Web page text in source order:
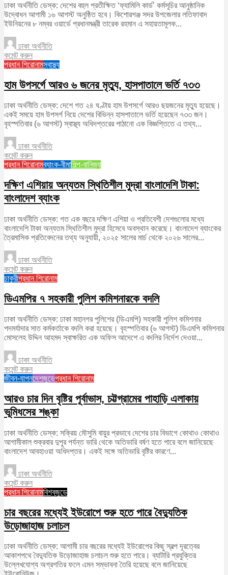
ঢাকা অর্থনীতি ডেস্ক: দেশের বহুল প্রতীক্ষিত ‘ফ্যামিলি কার্ড’ কর্মসূচির আনুষ্ঠানিক
উদ্বোধন আগামী ১৬ আগস্ট অনুষ্ঠিত হবে। কিশোরগঞ্জ সদর উপজেলার লতিফাবাদ
ইউনিয়নের ৮ নম্বর ওয়ার্ডে প্রধানমন্ত্রী তারেক রহমান এ সহায়তামূলক...
ঢাকা অর্থনীতি
কমেন্ট করুন
প্রধান শিরোনামস্বাস্থ্য
হাম উপসর্গে আরও ৬ জনের মৃত্যু, হাসপাতালে ভর্তি ৭৩৩
ঢাকা অর্থনীতি ডেস্ক: দেশে গত ২৪ ঘণ্টায় হাম উপসর্গে আরও ছয়জনের মৃত্যু হয়েছে।
একই সময়ে হাম উপসর্গ নিয়ে দেশের বিভিন্ন হাসপাতালে ভর্তি হয়েছেন ৭৩৩ জন।
বৃহস্পতিবার (৬ আগস্ট) স্বাস্থ্য অধিদপ্তরের পাঠানো এক বিজ্ঞপ্তিতে এ তথ্য...
ঢাকা অর্থনীতি
কমেন্ট করুন
প্রধান শিরোনামব্যাংক-বীমাশিল্প-বানিজ্য
দক্ষিণ এশিয়ায় অন্যতম স্থিতিশীল মুদ্রা বাংলাদেশি টাকা:
বাংলাদেশ ব্যাংক
ঢাকা অর্থনীতি ডেস্ক: গত এক বছরে দক্ষিণ এশিয়া ও প্রতিবেশী দেশগুলোর মধ্যে
বাংলাদেশি টাকা অন্যতম স্থিতিশীল মুদ্রা হিসেবে অবস্থান করেছে। বাংলাদেশ ব্যাংকের
ত্রৈমাসিক প্রতিবেদনের তথ্য অনুযায়ী, ২০২৫ সালের মার্চ থেকে ২০২৬ সালের...
ঢাকা অর্থনীতি
কমেন্ট করুন
চাকুরীপ্রধান শিরোনাম
ডিএমপির ৭ সহকারী পুলিশ কমিশনারকে বদলি
ঢাকা অর্থনীতি ডেস্ক: ঢাকা মহানগর পুলিশের (ডিএমপি) সহকারী পুলিশ কমিশনার
পদমর্যাদার সাত কর্মকর্তাকে বদলি করা হয়েছে। বৃহস্পতিবার (৬ আগস্ট) ডিএমপি কমিশনার
মোসলেহ উদ্দিন আহমদ স্বাক্ষরিত এক অফিস আদেশে এ বদলির নির্দেশ দেওয়া...
ঢাকা অর্থনীতি
কমেন্ট করুন
জীবন-যাপনদেশজুড়েপ্রধান শিরোনাম
আরও চার দিন বৃষ্টির পূর্বাভাস, চট্টগ্রামের পাহাড়ি এলাকায়
ভূমিধসের শঙ্কা
ঢাকা অর্থনীতি ডেস্ক: সক্রিয় মৌসুমি বায়ুর প্রভাবে দেশের চার বিভাগে কোথাও কোথাও
আগামীকাল শুক্রবার দুপুর পর্যন্ত ভারি থেকে অতিভারি বর্ষণ হতে পারে বলে জানিয়েছে
বাংলাদেশ আবহাওয়া অধিদপ্তর। একই সঙ্গে অতিভারি বৃষ্টির কারণে...
ঢাকা অর্থনীতি
কমেন্ট করুন
প্রধান শিরোনামবিশ্বজুড়ে
চার বছরের মধ্যেই ইউরোপে শুরু হতে পারে বৈদ্যুতিক
উড়োজাহাজ চলাচল
ঢাকা অর্থনীতি ডেস্ক: আগামী চার বছরের মধ্যেই ইউরোপের কিছু স্বল্প দূরত্বের
আকাশপথে বৈদ্যুতিক উড়োজাহাজ চলাচল শুরু হতে পারে। ব্যাটারি প্রযুক্তির
উল্লেখযোগ্য অগ্রগতির ফলে এমন সম্ভাবনা তৈরি হয়েছে বলে জানিয়েছে